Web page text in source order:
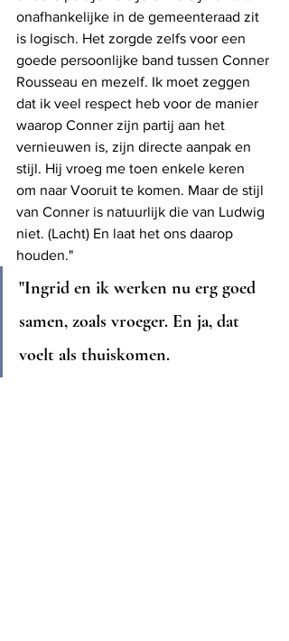
onafhankelijke in de gemeenteraad zit
is logisch. Het zorgde zelfs voor een
goede persoonlijke band tussen Conner
Rousseau en mezelf. Ik moet zeggen
dat ik veel respect heb voor de manier
waarop Conner zijn partij aan het
vernieuwen is, zijn directe aanpak en
stijl. Hij vroeg me toen enkele keren
om naar Vooruit te komen. Maar de stijl
van Conner is natuurlijk die van Ludwig
niet. (Lacht) En laat het ons daarop
houden."
"Ingrid en ik werken nu erg goed
samen, zoals vroeger. En ja, dat
voelt als thuiskomen.